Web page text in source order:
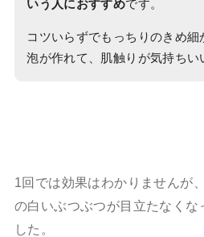
いう人におすすめです。
コツいらずでもっちりのきめ細
泡が作れて、肌触りが気持ちい
1回では効果はわかりませんが
の白いぶつぶつが目立たなくな
した。